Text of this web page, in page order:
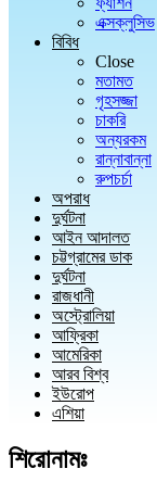
এক্সক্লুসিভ
বিবিধ
Close
মতামত
গৃহসজ্জা
চাকরি
অন্যরকম
রান্নাবান্না
রুপচর্চা
অপরাধ
দুর্ঘটনা
আইন আদালত
চট্টগ্রামের ডাক
দুর্ঘটনা
রাজধানী
অস্ট্রোলিয়া
আফ্রিকা
আমেরিকা
আরব বিশ্ব
ইউরোপ
এশিয়া
শিরোনামঃ